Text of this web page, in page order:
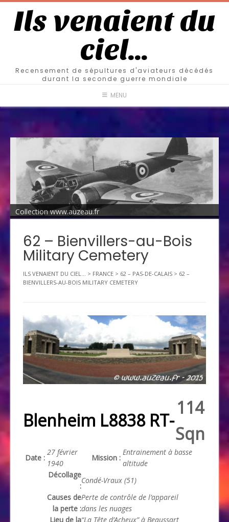
Ils venaient du
ciel…
Recensement de sépultures d'aviateurs décédés
durant la seconde guerre mondiale
MENU
Collection www.auzeau.fr
62 – Bienvillers-au-Bois
Military Cemetery
ILS VENAIENT DU CIEL... > FRANCE > 62 – PAS-DE-CALAIS > 62 –
BIENVILLERS-AU-BOIS MILITARY CEMETERY
Blenheim L8838 RT-
114
Sqn
Date :
27 février
1940
Mission :
Entrainement à basse
altitude
Décollage
:
Condé-Vraux (51)
Causes de
la perte :
Perte de contrôle de l’appareil
dans les nuages
Lieu de la“La Tête d’Acheux” à Beaussart